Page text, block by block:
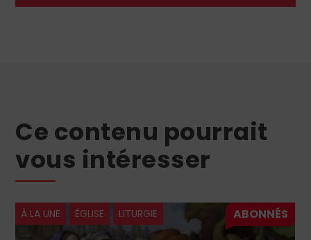
Ce contenu pourrait
vous intéresser
À LA UNE ÉGLISE LITURGIE